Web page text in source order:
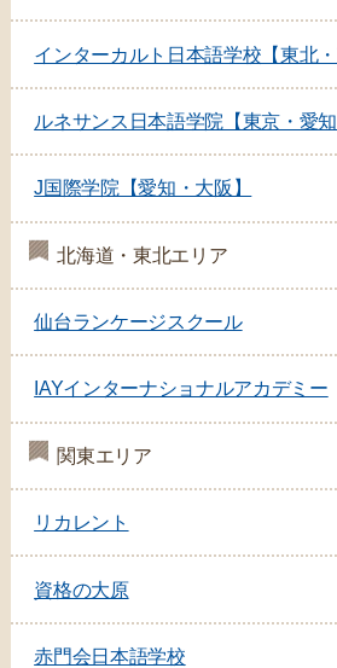
インターカルト日本語学校【東北・
ルネサンス日本語学院【東京・愛知
J国際学院【愛知・大阪】
北海道・東北エリア
仙台ランケージスクール
IAYインターナショナルアカデミー
関東エリア
リカレント
資格の大原
赤門会日本語学校